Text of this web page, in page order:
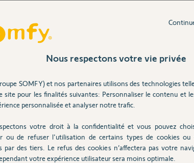
500 3s m io pack confort et un moteur de
Quel digicode peut s'associer les
extérieur du portail merci.
Nous respectons votre vie privée
SOMFY) et nos partenaires utilisons des technologies
site pour les finalités suivantes: Personnaliser le contenu et
personnalisée et analyser notre trafic.
votre droit à la confidentialité et vous pouvez
ou de refuser l'utilisation de certains types de cookies ou
par des tiers. Le refus des cookies n’affectera pas votre
votre expérience utilisateur sera moins optimale.